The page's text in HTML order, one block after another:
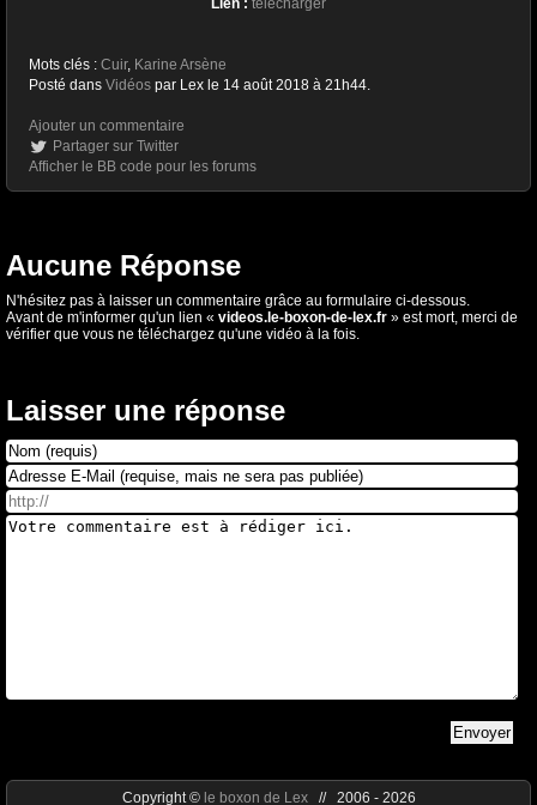
Lien : télécharger
Mots clés : Cuir, Karine Arsène
Posté dans Vidéos par Lex le 14 août 2018 à 21h44.
Ajouter un commentaire
Partager sur Twitter
Afficher le BB code pour les forums
Aucune Réponse
N'hésitez pas à laisser un commentaire grâce au formulaire ci-dessous.
Avant de m'informer qu'un lien « videos.le-boxon-de-lex.fr » est mort, merci de
vérifier que vous ne téléchargez qu'une vidéo à la fois.
Laisser une réponse
Copyright © le boxon de Lex// 2006 - 2026